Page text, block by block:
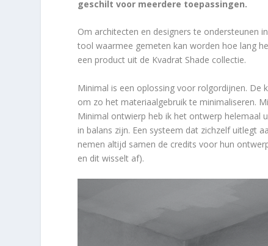
geschilt voor meerdere toepassingen.
Om architecten en designers te ondersteunen
tool waarmee gemeten kan worden hoe lang
een product uit de Kvadrat Shade collectie.
Minimal is een oplossing voor rolgordijnen. De
om zo het materiaalgebruik te minimaliseren.
Minimal ontwierp heb ik het ontwerp helemaal
in balans zijn. Een systeem dat zichzelf uitlegt
nemen altijd samen de credits voor hun
en dit wisselt af).